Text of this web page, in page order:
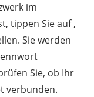
im
tippen Sie auf ,
Sie werden
Sie, ob Ihr
verbunden.